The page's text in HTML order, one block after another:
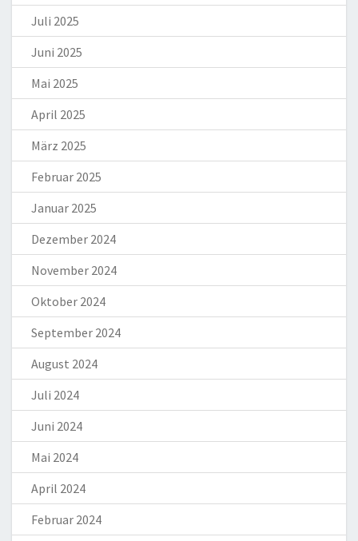
Juli 2025
Juni 2025
Mai 2025
April 2025
März 2025
Februar 2025
Januar 2025
Dezember 2024
November 2024
Oktober 2024
September 2024
August 2024
Juli 2024
Juni 2024
Mai 2024
April 2024
Februar 2024